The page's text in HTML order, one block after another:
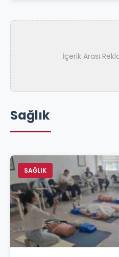
İçerik Arası
Sağlık
SAĞLIK